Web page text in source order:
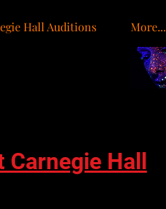
Hall Auditions More...
Carnegie Hall